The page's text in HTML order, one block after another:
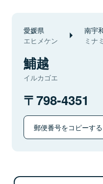
愛媛県
エヒメケン
南宇
ミナ
鯆越
イルカゴエ
798-4351
郵便番号をコピーする